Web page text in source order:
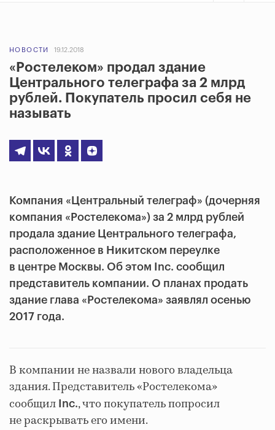
НОВОСТИ 19.12.2018
«Ростелеком» продал здание
Центрального телеграфа за 2 млрд
рублей. Покупатель просил себя не
называть
Компания «Центральный телеграф» (дочерняя
компания «Ростелекома») за 2 млрд рублей
продала здание Центрального телеграфа,
расположенное в Никитском переулке
в центре Москвы. Об этом Inc. сообщил
представитель компании. О планах продать
здание глава «Ростелекома» заявлял осенью
2017 года.
В компании не назвали нового владельца
здания. Представитель «Ростелекома»
сообщил
Inc., что покупатель попросил
не раскрывать его имени.